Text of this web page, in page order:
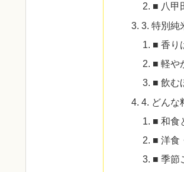
■ 八甲
3. 特別純
■ 香り
■ 軽や
■ 飲む
4. どんな
■ 和食
■ 洋食
■ 季節